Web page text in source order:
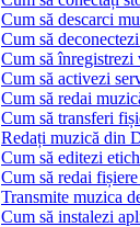
Cum să descarci
Cum să
Cum să
Cum să activezi
Cum să redai
Cum să transferi
Redați muzică din
Cum să editezi
Cum să redai
Transmite muzica
Cum să instalezi